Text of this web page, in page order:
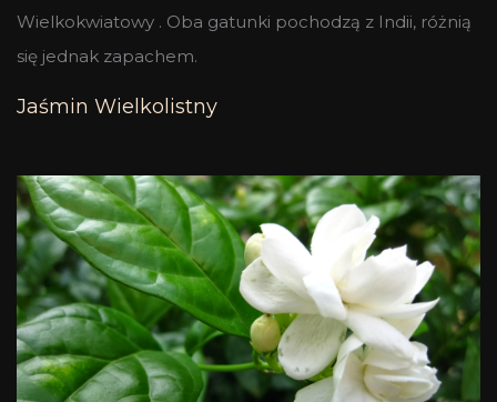
Wielkokwiatowy . Oba gatunki pochodzą z Indii, różnią
się jednak zapachem.
Jaśmin Wielkolistny